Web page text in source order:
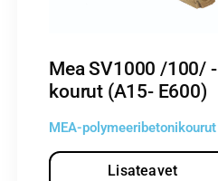
Mea SV1000 /100/ -
kourut (A15- E600)
MEA-polymeeribetonikourut
Lisateavet